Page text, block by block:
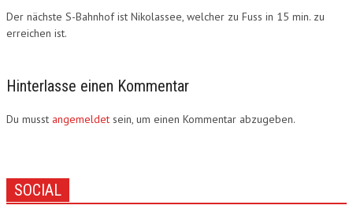
Der nächste S-Bahnhof ist Nikolassee, welcher zu Fuss in 15 min. zu
erreichen ist.
Hinterlasse einen Kommentar
Du musst angemeldet sein, um einen Kommentar abzugeben.
SOCIAL